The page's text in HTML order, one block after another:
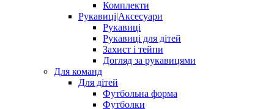
Комплекти
Рукавиці|Аксесуари
Рукавиці
Рукавиці для дітей
Захист і тейпи
Догляд за рукавицями
Для команд
Для дітей
Футбольна форма
Футболки